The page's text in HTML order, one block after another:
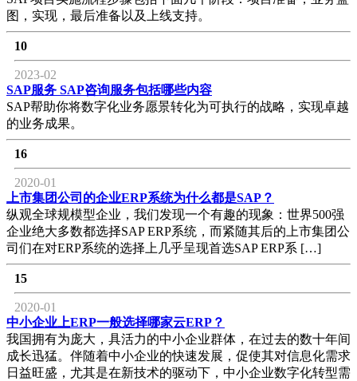
图，实现，最后准备以及上线支持。
10
2023-02
SAP服务 SAP咨询服务包括哪些内容
SAP帮助你将数字化业务愿景转化为可执行的战略，实现卓越
的业务成果。
16
2020-01
上市集团公司的企业ERP系统为什么都是SAP？
纵观全球规模型企业，我们发现一个有趣的现象：世界500强
企业绝大多数都选择SAP ERP系统，而紧随其后的上市集团公
司们在对ERP系统的选择上几乎呈现首选SAP ERP系 […]
15
2020-01
中小企业上ERP一般选择哪家云ERP？
我国拥有为庞大，具活力的中小企业群体，在过去的数十年间
成长迅猛。伴随着中小企业的快速发展，促使其对信息化需求
日益旺盛，尤其是在新技术的驱动下，中小企业数字化转型需